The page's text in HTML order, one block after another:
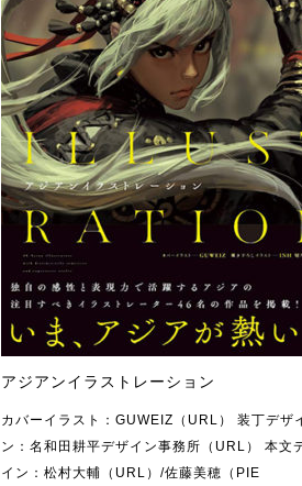
アジアンイラストレーション
カバーイラスト：GUWEIZ（URL） 装丁デザ
ン：名和田耕平デザイン事務所（URL） 本文
イン：松村大輔（URL）/佐藤美穂（PIE